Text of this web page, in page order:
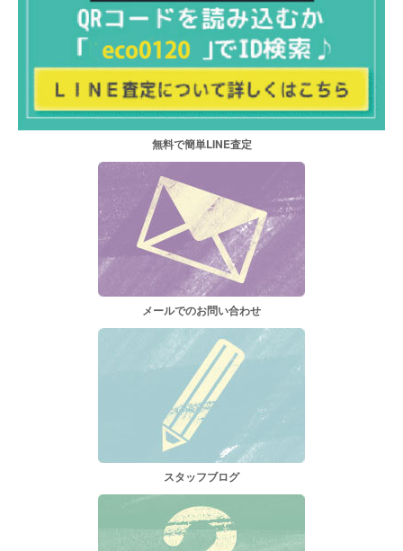
無料で簡単LINE査定
メールでのお問い合わせ
スタッフブログ